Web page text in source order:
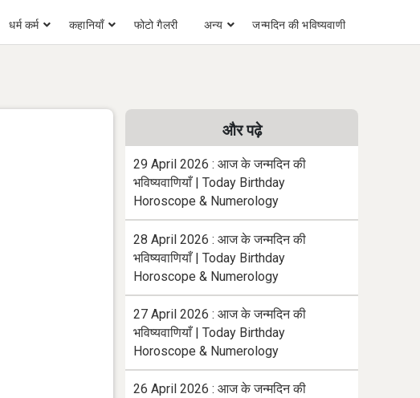
धर्म कर्म कहानियाँ फोटो गैलरी अन्य जन्मदिन की भविष्यवाणी
और पढ़े
29 April 2026 : आज के जन्मदिन की
भविष्यवाणियाँ | Today Birthday
Horoscope & Numerology
28 April 2026 : आज के जन्मदिन की
भविष्यवाणियाँ | Today Birthday
Horoscope & Numerology
27 April 2026 : आज के जन्मदिन की
भविष्यवाणियाँ | Today Birthday
Horoscope & Numerology
26 April 2026 : आज के जन्मदिन की